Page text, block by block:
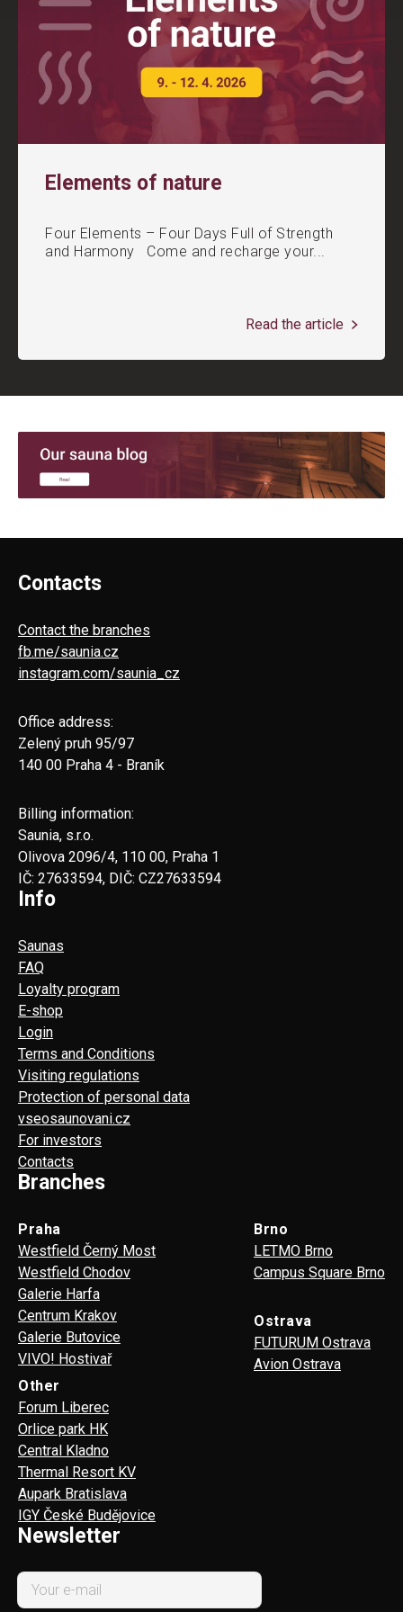
Elements of nature
Four Elements – Four Days Full of Strength
and Harmony Come and recharge your...
Read the article
Contacts
Contact the branches
fb.me/saunia.cz
instagram.com/saunia_cz
Office address:
Zelený pruh 95/97
140 00 Praha 4 - Braník
Billing information:
Saunia, s.r.o.
Olivova 2096/4, 110 00, Praha 1
IČ: 27633594, DIČ: CZ27633594
Info
Saunas
FAQ
Loyalty program
E-shop
Login
Terms and Conditions
Visiting regulations
Protection of personal data
vseosaunovani.cz
For investors
Contacts
Branches
Praha
Westfield Černý Most
Westfield Chodov
Galerie Harfa
Centrum Krakov
Galerie Butovice
VIVO! Hostivař
Brno
LETMO Brno
Campus Square Brno
Ostrava
FUTURUM Ostrava
Avion Ostrava
Other
Forum Liberec
Orlice park HK
Central Kladno
Thermal Resort KV
Aupark Bratislava
IGY České Budějovice
Newsletter